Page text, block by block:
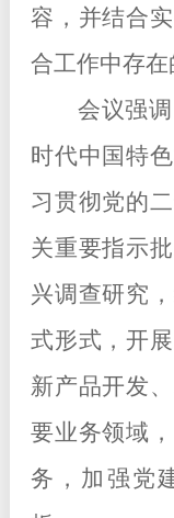
容，并结合
合工作中存在
会议强
时代中国特
习贯彻党的
关重要指示
兴调查研究
式形式，开
新产品开发
要业务领域
务，加强党